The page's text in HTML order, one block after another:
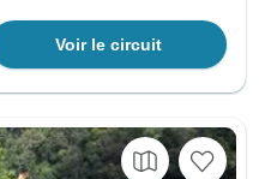
Voir le circuit